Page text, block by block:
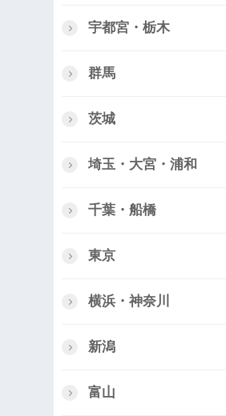
宇都宮・栃木
群馬
茨城
埼玉・大宮・浦和
千葉・船橋
東京
横浜・神奈川
新潟
富山